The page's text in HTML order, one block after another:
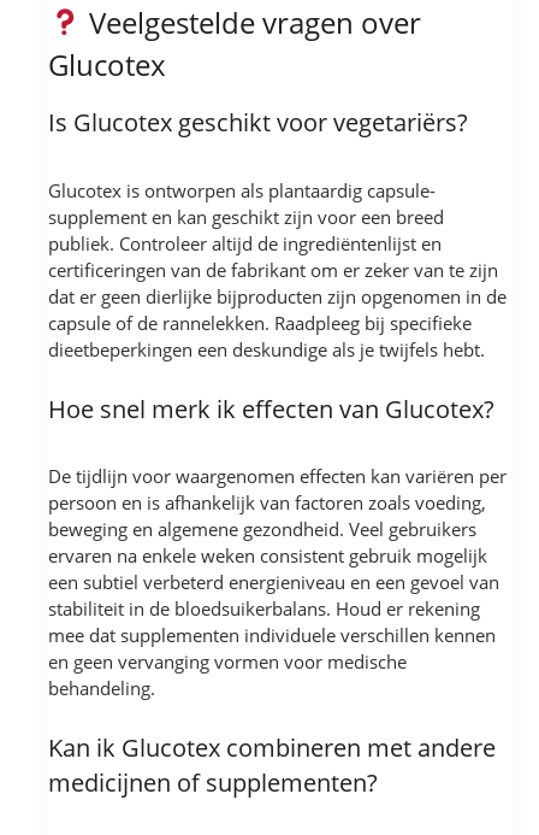
Veelgestelde vragen over
Glucotex
Is Glucotex geschikt voor vegetariërs?
Glucotex is ontworpen als plantaardig capsule-
supplement en kan geschikt zijn voor een breed
publiek. Controleer altijd de ingrediëntenlijst en
certificeringen van de fabrikant om er zeker van te zijn
dat er geen dierlijke bijproducten zijn opgenomen in de
capsule of de rannelekken. Raadpleeg bij specifieke
dieetbeperkingen een deskundige als je twijfels hebt.
Hoe snel merk ik effecten van Glucotex?
De tijdlijn voor waargenomen effecten kan variëren per
persoon en is afhankelijk van factoren zoals voeding,
beweging en algemene gezondheid. Veel gebruikers
ervaren na enkele weken consistent gebruik mogelijk
een subtiel verbeterd energieniveau en een gevoel van
stabiliteit in de bloedsuikerbalans. Houd er rekening
mee dat supplementen individuele verschillen kennen
en geen vervanging vormen voor medische
behandeling.
Kan ik Glucotex combineren met andere
medicijnen of supplementen?